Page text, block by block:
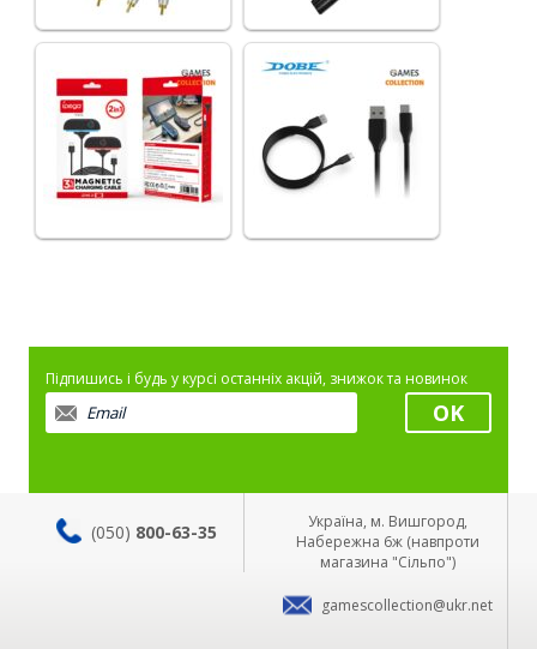
Підпишись і будь у курсі останніх акцій, знижок та новинок
(050) 800-63-35
Україна, м. Вишгород,
Набережна 6ж (навпроти
магазина "Сільпо")
gamescollection@ukr.net